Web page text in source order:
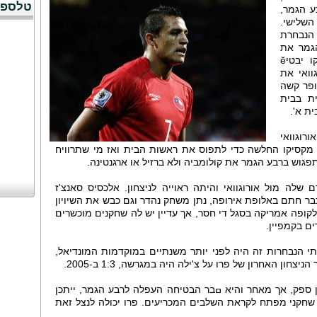
הגמר,
הנבחרת
את
הסגנית של בית ב', כנראה ברזיל. תיקו יבטיӗ
את
קשה
בבית
א'.
בבית תצטרך ניצחון של 0̺2 על מקסיקו החלשה כדי לתפוס את ראשות הבית ואז מי שתרוויח
ברבע הגמר את קולומביה ולא ברזיל או ארגנטינה.
מול אורוגוואי והיתה ראוייה לניצחון. אלכסיס סאנצ'ז
חתם באלופת אירופה, נתן משחק נהדר וגם כבש את השיויון
1:1. פרו הגיעה לקופה אמריקה בסגל די חסר, אך עדיין יש לה שחקנים מוכשרים
בקמפיין.
הנבחרות זה היה לפני יותר משנתיים במוקדמות המונדיאל,
ספק, אך מאחר והיא ߛבר הבטיחה העפלה לרבע הגמר, ייתכן
שחקני מפתח לקראת השלבים המכריעים. פרו יכולה לנצל זאת